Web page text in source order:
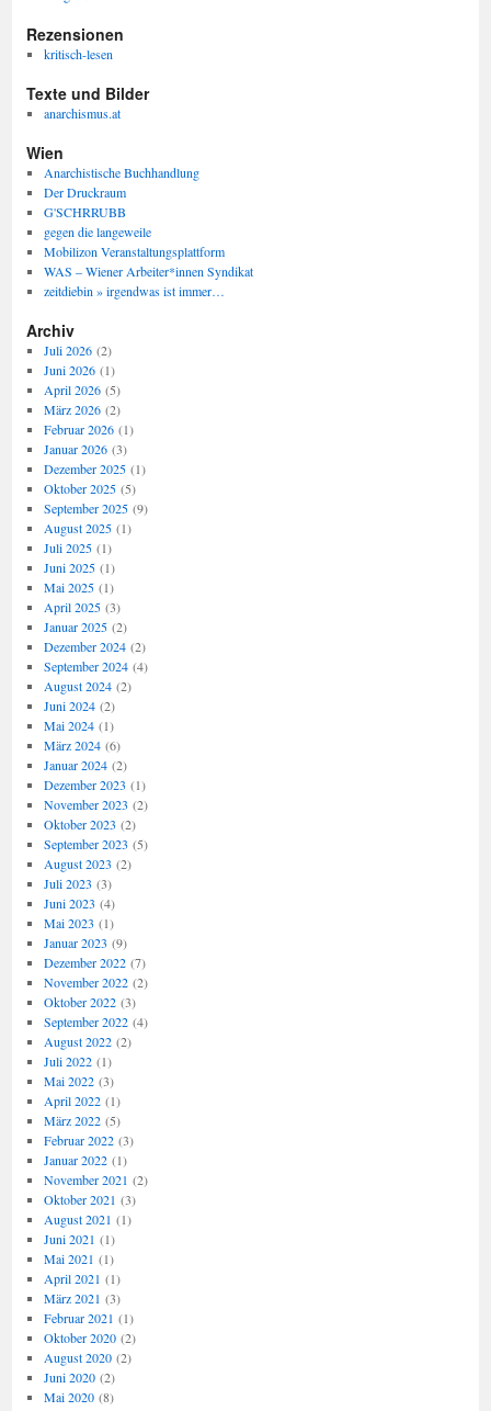
Rezensionen
kritisch-lesen
Texte und Bilder
anarchismus.at
Wien
Anarchistische Buchhandlung
Der Druckraum
G'SCHRRUBB
gegen die langeweile
Mobilizon Veranstaltungsplattform
WAS – Wiener Arbeiter*innen Syndikat
zeitdiebin » irgendwas ist immer…
Archiv
Juli 2026(2)
Juni 2026(1)
April 2026(5)
März 2026(2)
Februar 2026(1)
Januar 2026(3)
Dezember 2025(1)
Oktober 2025(5)
September 2025(9)
August 2025(1)
Juli 2025(1)
Juni 2025(1)
Mai 2025(1)
April 2025(3)
Januar 2025(2)
Dezember 2024(2)
September 2024(4)
August 2024(2)
Juni 2024(2)
Mai 2024(1)
März 2024(6)
Januar 2024(2)
Dezember 2023 (1)
November 2023 (2)
Oktober 2023 (2)
September 2023 (5)
August 2023 (2)
Juli 2023 (3)
Juni 2023 (4)
Mai 2023 (1)
Januar 2023 (9)
Dezember 2022(7)
November 2022(2)
Oktober 2022(3)
September 2022(4)
August 2022(2)
Juli 2022(1)
Mai 2022(3)
April 2022(1)
März 2022(5)
Februar 2022(3)
Januar 2022(1)
November 2021 (2)
Oktober 2021 (3)
August 2021 (1)
Juni 2021 (1)
Mai 2021 (1)
April 2021 (1)
März 2021 (3)
Februar 2021 (1)
Oktober 2020(2)
August 2020(2)
Juni 2020(2)
Mai 2020(8)